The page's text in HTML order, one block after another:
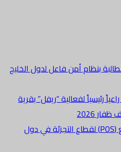
بنظام أمن فاعل لدول الخليج
رئيسياً لفعالية “ريفل” بقرية
2026
زوهو تطلق حل نقاط البيع (POS) لقطاع التجزئة في دول